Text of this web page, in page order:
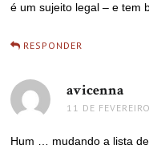
é um sujeito legal – e tem
RESPONDER
avicenna
11 DE
Hum … mudando a lista